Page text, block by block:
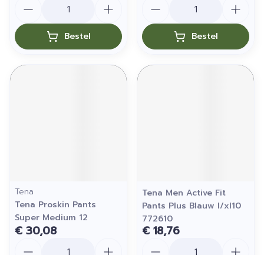
Bestel Bestel
Tena
Tena Proskin Pants
Super Medium 12
€ 30,08
Tena Men Active Fit
Pants Plus Blauw l/xl10
772610
€ 18,76